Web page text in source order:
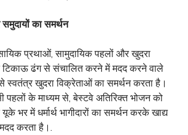
का समर्थन
प्रथाओं, सामुदायिक पहलों और खुदरा
ढंग से संचालित करने में मदद करने वाले
स्वतंत्र खुदरा विक्रेताओं का समर्थन करता है।
के माध्यम से, बेस्टवे अतिरिक्त भोजन को
भर में धर्मार्थ भागीदारों का समर्थन करके खाद्य
करता है।.